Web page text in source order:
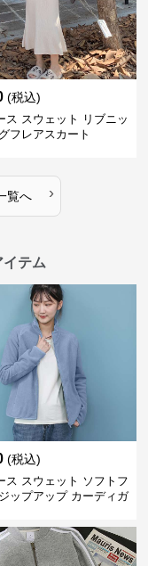
(税込)
ス スウェット リブニッ
フレアスカート
覧へ ›
テム
(税込)
ス スウェット ソフトフ
ップアップ カーディガ